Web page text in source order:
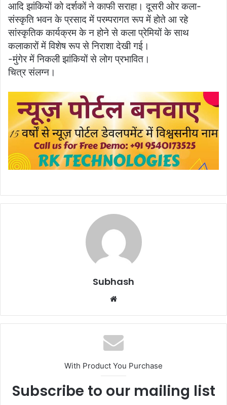
आदि झांकियों को दर्शकों ने काफी सराहा। दूसरी ओर कला-
संस्कृति भवन के प्रसाद में परम्परागत रूप में होते आ रहे
सांस्कृतिक कार्यक्रम के न होने से कला प्रेमियों के साथ
कलाकारों में विशेष रूप से निराशा देखी गई।
-मुंगेर में निकली झांकियों से लोग प्रभावित।
चित्र संलग्न।
Subhash
b
s
i
e
With Product You Purchase
Subscribe to our mailing list